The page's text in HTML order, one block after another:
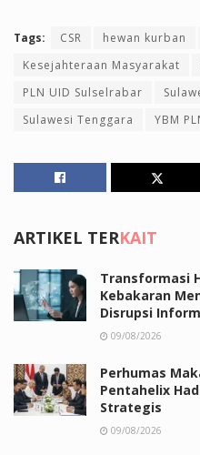
Tags: CSR hewan kurban
Kesejahteraan Masyarakat
PLN UID Sulselrabar
Sulawesi Tenggara
YBM
ARTIKEL TERKAIT
Transformasi
Kebakaran
Disrupsi
09/08/2026
Perhumas
Pentahelix
Strategis
09/08/2026